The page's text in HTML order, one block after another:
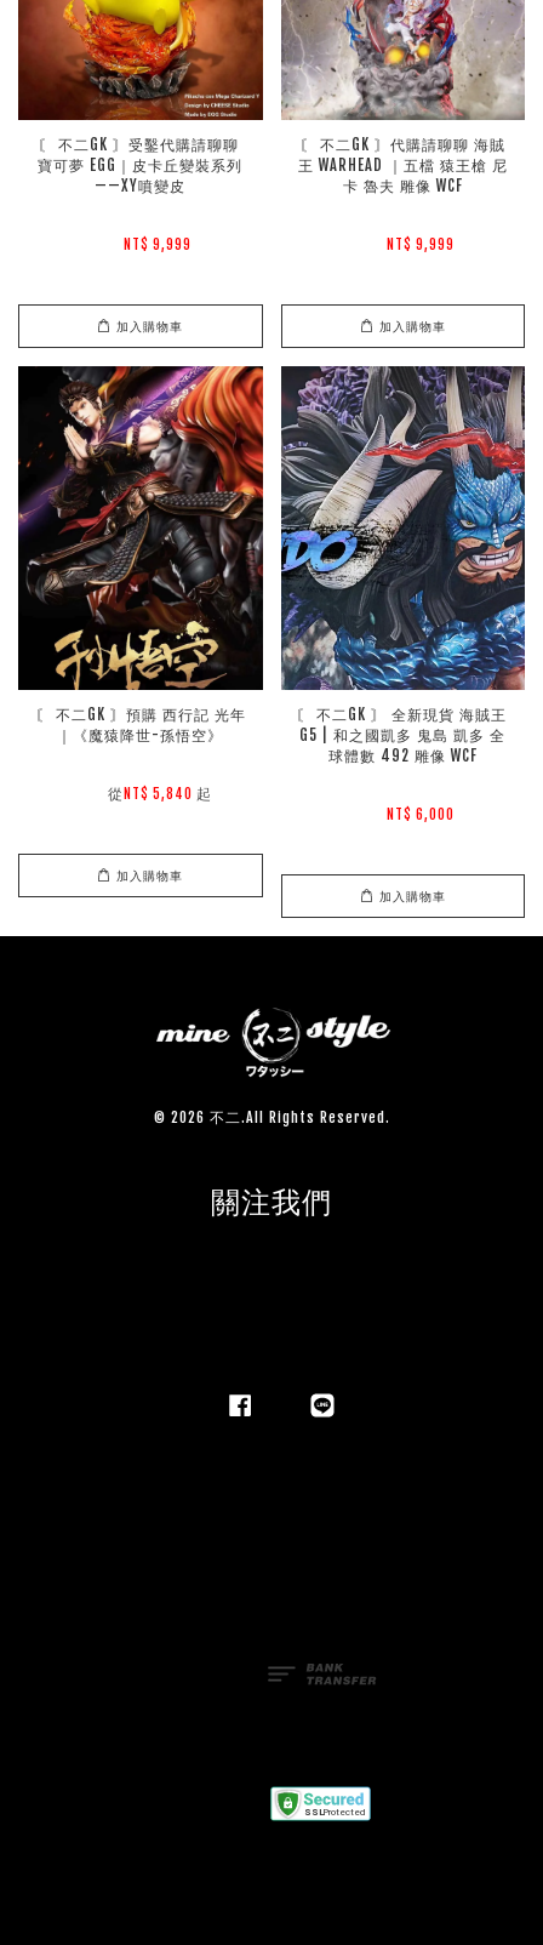
〘 不二GK 〙受鑿代購請聊聊
寶可夢 EGG｜皮卡丘變裝系列
——XY噴變皮
NT$ 9,999
加入購物車
〘 不二GK 〙代購請聊聊 海賊
王 WARHEAD ｜五檔 猿王槍 尼
卡 魯夫 雕像 WCF
NT$ 9,999
加入購物車
〘 不二GK 〙預購 西行記 光年
｜《魔猿降世-孫悟空》
        從
NT$ 5,840 起
加入購物車
〘 不二GK 〙 全新現貨 海賊王
G5 | 和之國凱多 鬼島 凱多 全
球體數 492 雕像 WCF
NT$ 6,000
加入購物車
© 2026 不二.All Rights Reserved.
關注我們